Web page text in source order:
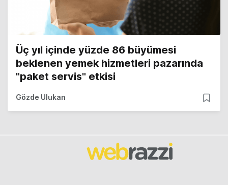
Üç yıl içinde yüzde 86 büyümesi
beklenen yemek hizmetleri pazarında
"paket servis" etkisi
Gözde Ulukan